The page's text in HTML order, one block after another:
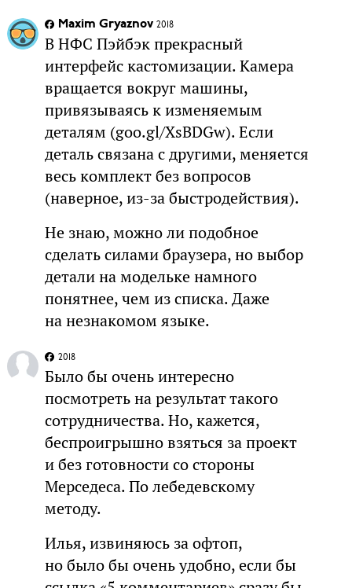
Maxim Gryaznov 2018
В НФС Пэйбэк прекрасный
интерфейс кастомизации. Камера
вращается вокруг машины,
привязываясь к изменяемым
деталям (goo.gl/XsBDGw). Если
деталь связана с другими, меняется
весь комплект без вопросов
(наверное, из-за быстродействия).
Не знаю, можно ли подобное
сделать силами браузера, но выбор
детали на модельке намного
понятнее, чем из списка. Даже
на незнакомом языке.
2018
Было бы очень интересно
посмотреть на результат такого
сотрудничества. Но, кажется,
беспроигрышно взяться за проект
и без готовности со стороны
Мерседеса. По лебедевскому
методу.
Илья, извиняюсь за офтоп,
но было бы очень удобно, если бы